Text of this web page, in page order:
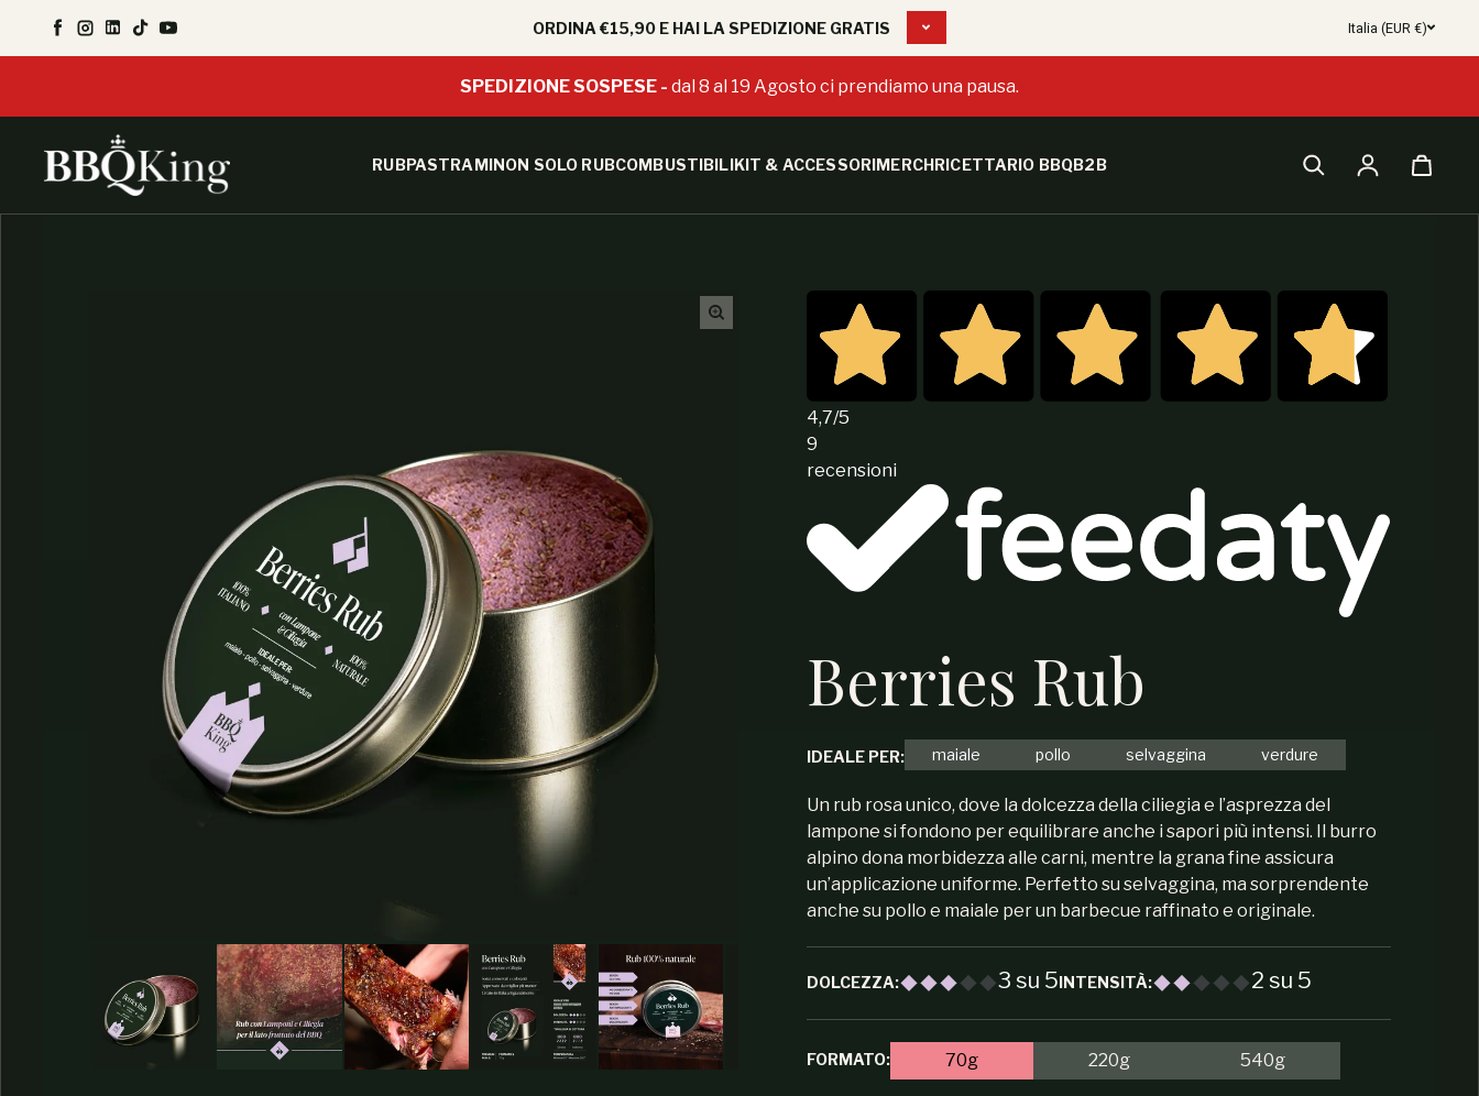
Facebook
Instagram
LinkedIn
TikTokYouTube
ORDINA €15,90 E HAI LA SPEDIZIONE GRATIS Italia (EUR €)
SPEDIZIONE SOSPESE - dal 8 al 19 Agosto ci prendiamo una pausa.
RUBPASTRAMINON SOLO RUBCOMBUSTIBILIKIT & ACCESSORIMERCHRICETTARIO BBQB2B
Accesso
4,7/5
9
recensioni
Berries Rub
IDEALE PER: maiale pollo selvaggina verdure
Un rub rosa unico, dove la dolcezza della ciliegia e l’asprezza del
lampone si fondono per equilibrare anche i sapori più intensi. Il burro
alpino dona morbidezza alle carni, mentre la grana fine assicura
un’applicazione uniforme. Perfetto su selvaggina, ma sorprendente
anche su pollo e maiale per un barbecue raffinato e originale.
DOLCEZZA: 3 su 5INTENSITÀ: 2 su 5
FORMATO: 70g 220g 540g